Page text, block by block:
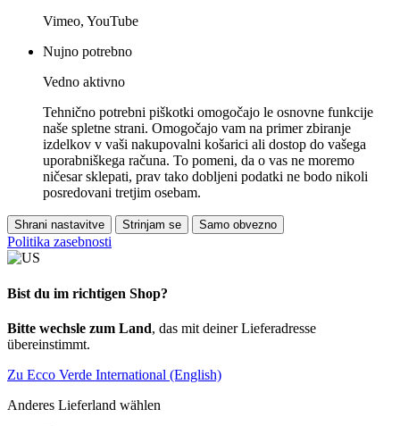
Vimeo, YouTube
Nujno potrebno
Vedno aktivno
Tehnično potrebni piškotki omogočajo le osnovne funkcije
naše spletne strani. Omogočajo vam na primer zbiranje
izdelkov v vaši nakupovalni košarici ali dostop do vašega
uporabniškega računa. To pomeni, da o vas ne moremo
ničesar sklepati, prav tako dobljeni podatki ne bodo nikoli
posredovani tretjim osebam.
Shrani nastavitve Strinjam se Samo obvezno
Politika zasebnosti
Bist du im richtigen Shop?
Bitte wechsle zum Land, das mit deiner Lieferadresse
übereinstimmt.
Zu Ecco Verde International (English)
Anderes Lieferland wählen